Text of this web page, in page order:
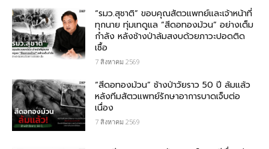
“รมว.สุชาติ” ขอบคุณสัตวแพทย์และเจ้าหน้าที่
ทุกนาย ทุ่มเทดูแล “สีดอทองม้วน” อย่างเต็ม
กำลัง หลังช้างป่าล้มสงบด้วยภาวะปอดติด
เชื้อ
7 สิงหาคม 2569
“สีดอทองม้วน” ช้างป่าวัยราว 50 ปี ล้มแล้ว
หลังทีมสัตวแพทย์รักษาอาการบาดเจ็บต่อ
เนื่อง
7 สิงหาคม 2569